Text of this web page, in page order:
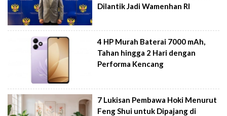
Dilantik Jadi Wamenhan RI
4 HP Murah Baterai 7000 mAh,
Tahan hingga 2 Hari dengan
Performa Kencang
7 Lukisan Pembawa Hoki Menurut
Feng Shui untuk Dipajang di